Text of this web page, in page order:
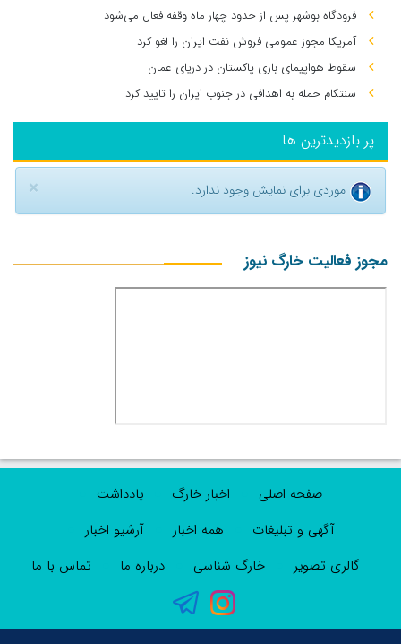
فرودگاه بوشهر پس از حدود چهار ماه وقفه فعال می‌شود
آمریکا مجوز عمومی فروش نفت ایران را لغو کرد
سقوط هواپیمای باری پاکستان در دریای عمان
سنتکام حمله به اهدافی در جنوب ایران را تایید کرد
پر بازدیدترین ها
× موردی برای نمایش وجود ندارد.
مجوز فعالیت خارگ نیوز
صفحه اصلی اخبار خارگ
یادداشت
آگهی و تبلیغات
همه اخبار
آرشیو اخبار
گالری تصویر
خارگ شناسی درباره ما تماس با ما